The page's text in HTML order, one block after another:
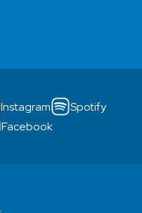
Instagram
Spotify
Facebook